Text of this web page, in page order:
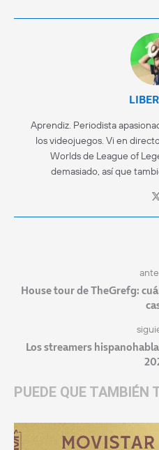
Aprendiz. Periodista
los videojuegos. Vi en
Worlds de League of
demasiado, así que
House tour de TheGrefg:
Los streamers
PUEDE QUE TAMBIÉN